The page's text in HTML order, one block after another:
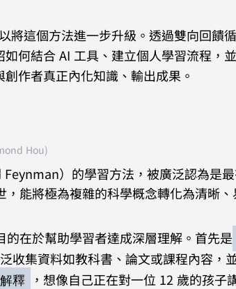
將這個方法進一步升級。透過雙向回饋
何結合 AI 工具、建立個人學習流程，
作者真正內化知識、輸出成果。
Hou)
）的學習方法，被廣泛認為是
能將極為複雜的科學概念轉化為清晰
在於幫助學習者達成深層理解。首先是
收集資料如教科書、論文或課程內容，
釋
，想像自己正在對一位 12 歲的孩子